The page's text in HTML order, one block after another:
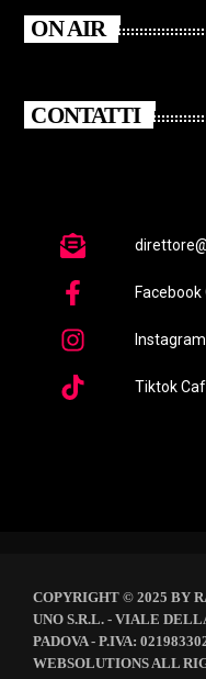
ON AIR
CONTATTI
Facebook
Tiktok
COPYRIGHT © 2025 BY
UNO S.R.L. - VIALE
PADOVA - P.IVA:
WEBSOLUTIONS ALL